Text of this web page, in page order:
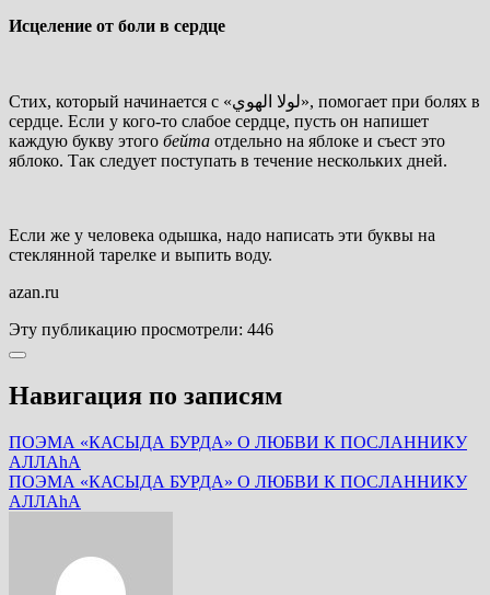
Исцеление от боли в сердце
Стих, который начинается с «لولا الهوي», помогает при болях в
сердце. Если у кого-то слабое сердце, пусть он напишет
каждую букву этого бейта отдельно на яблоке и съест это
яблоко. Так следует поступать в течение нескольких дней.
Если же у человека одышка, надо написать эти буквы на
стеклянной тарелке и выпить воду.
azan.ru
Эту публикацию просмотрели: 446
Навигация по записям
ПОЭМА «КАСЫДА БУРДА» О ЛЮБВИ К ПОСЛАННИКУ
АЛЛАhА
ПОЭМА «КАСЫДА БУРДА» О ЛЮБВИ К ПОСЛАННИКУ
АЛЛАhА